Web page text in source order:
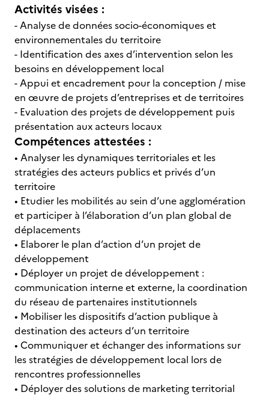
Activités visées :
- Analyse de données socio-économiques et
environnementales du territoire
- Identification des axes d’intervention selon les
besoins en développement local
- Appui et encadrement pour la conception / mise
en œuvre de projets d’entreprises et de territoires
- Evaluation des projets de développement puis
présentation aux acteurs locaux
Compétences attestées :
• Analyser les dynamiques territoriales et les
stratégies des acteurs publics et privés d’un
territoire
• Etudier les mobilités au sein d’une agglomération
et participer à l’élaboration d’un plan global de
déplacements
• Elaborer le plan d’action d’un projet de
développement
• Déployer un projet de développement :
communication interne et externe, la coordination
du réseau de partenaires institutionnels
• Mobiliser les dispositifs d’action publique à
destination des acteurs d’un territoire
• Communiquer et échanger des informations sur
les stratégies de développement local lors de
rencontres professionnelles
• Déployer des solutions de marketing territorial